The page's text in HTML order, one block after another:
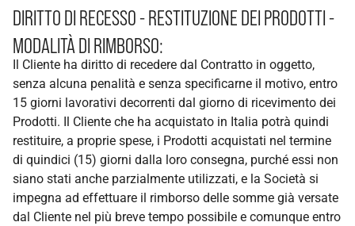
DIRITTO DI RECESSO - RESTITUZIONE DEI PRODOTTI -
MODALITÀ DI RIMBORSO:
Il Cliente ha diritto di recedere dal Contratto in oggetto,
senza alcuna penalità e senza specificarne il motivo, entro
15 giorni lavorativi decorrenti dal giorno di ricevimento dei
Prodotti. Il Cliente che ha acquistato in Italia potrà quindi
restituire, a proprie spese, i Prodotti acquistati nel termine
di quindici (15) giorni dalla loro consegna, purché essi non
siano stati anche parzialmente utilizzati, e la Società si
impegna ad effettuare il rimborso delle somme già versate
dal Cliente nel più breve tempo possibile e comunque entro